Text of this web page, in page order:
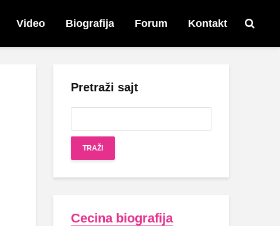
Video Biografija Forum Kontakt
Pretraži sajt
Cecina biografija